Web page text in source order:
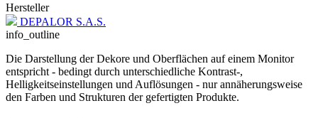
Hersteller
DEPALOR S.A.S.
info_outline
Die Darstellung der Dekore und Oberflächen auf einem Monitor
entspricht - bedingt durch unterschiedliche Kontrast-,
Helligkeitseinstellungen und Auflösungen - nur annäherungsweise
den Farben und Strukturen der gefertigten Produkte.